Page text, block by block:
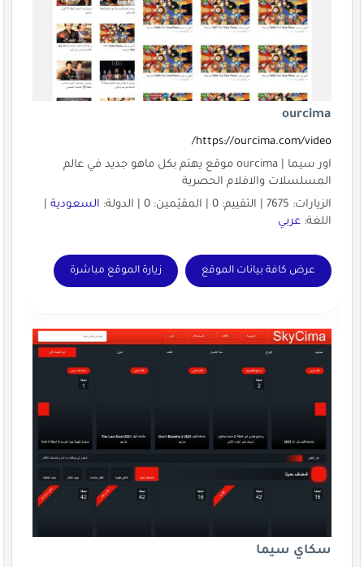
ourcima
https://ourcima.com/video/
اور سيما | ourcima موقع يهتم بكل ماهو جديد في عالم
المسلسلات والافلام الحصرية
الزيارات: 7675 | التقييم: 0 | المقيّمين: 0 | الدولة:
السعودية|
اللغة: عربي
عرض كافة بيانات الموقع زيارة الموقع مباشرة
سكاي سيما